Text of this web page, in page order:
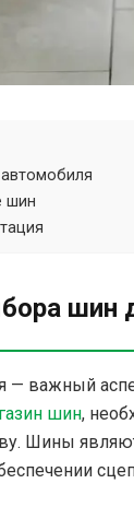
шин
шин
важный
шин,
Шины